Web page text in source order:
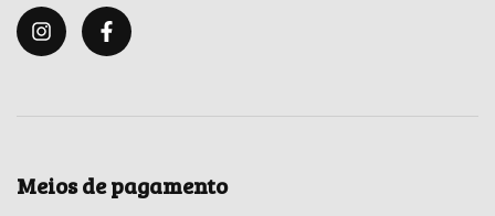
Meios de pagamento